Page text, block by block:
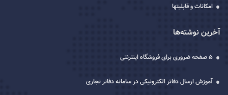
امکانات و قابلیتها
آخرین نوشته‌ها
5 صفحه ضروری برای فروشگاه اینترنتی
آموزش ارسال دفاتر الکترونیکی در سامانه دفاتر تجاری